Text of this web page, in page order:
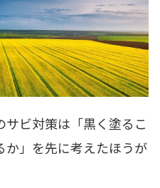
ビ対策は「黒く塗るこ
か」を先に考えたほうが